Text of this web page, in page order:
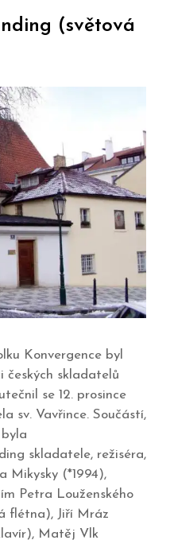
(světová
Konvergence byl
českých skladatelů
se 12. prosince
sv. Vavřince. Součástí,
skladatele, režiséra,
Mikysky (*1994),
Petra Louženského
flétna), Jiří Mráz
Matěj Vlk